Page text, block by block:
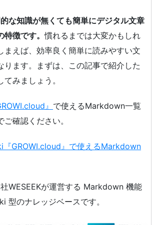
な知識が無くても簡単にデジタル文章
特徴です。慣れるまでは大変かもしれ
まえば、効率良く簡単に読みやすい文
ります。まずは、この記事で紹介した
みましょう。
』 で使えるMarkdown一覧
確認ください。
『GROWI.cloud』で使えるMarkdown
WESEEKが運営する Markdown 機能
型のナレッジベースです。